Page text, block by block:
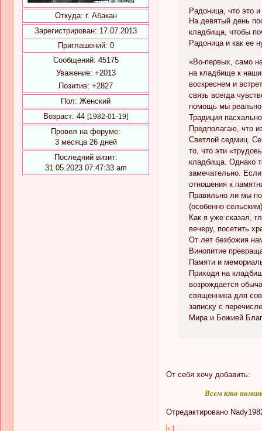
Откуда: г. Абакан
Зарегистрирован: 17.07.2013
Приглашений: 0
Сообщений: 45175
Уважение: +2013
Позитив: +2827
Пол: Женский
Возраст: 44 [1982-01-19]
Провел на форуме:
3 месяца 26 дней
Последний визит:
31.05.2023 07:47:33 am
Радоница, что это
На девятый день
кладбища, чтобы
Радоница и как ее
«Во-первых, само
на кладбище к
воскреснем и
связь всегда
помощь мы
Традиция
Предполагаю, что
Светлой седмиц.
то, что эти
кладбища. Однако
замечательно.
отношения к
Правильно ли мы
(особенно
Как я уже сказал,
вечеру, посетить
От лет безбожия
Винопитие
Памяти и
Приходя на
возрождается
священника для
записку с
Мира и Божией
От себя хочу добавить:
Всем кто
Отредактировано
+1